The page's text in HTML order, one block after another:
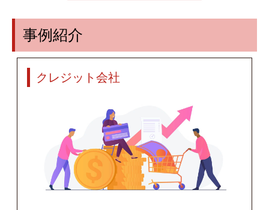
事例紹介
クレジット会社